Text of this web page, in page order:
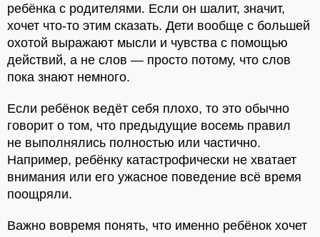
ребёнка с родителями. Если он шалит, значит,
хочет что-то этим сказать. Дети вообще с большей
охотой выражают мысли и чувства с помощью
действий, а не слов — просто потому, что слов
пока знают немного.
Если ребёнок ведёт себя плохо, то это обычно
говорит о том, что предыдущие восемь правил
не выполнялись полностью или частично.
Например, ребёнку катастрофически не хватает
внимания или его ужасное поведение всё время
поощряли.
Важно вовремя понять, что именно ребёнок хочет